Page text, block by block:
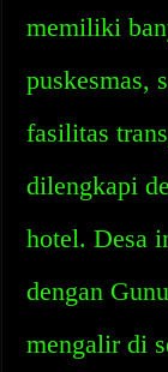
memiliki
puskesmas,
fasilitas
dilengkapi
hotel. Desa
dengan
mengalir di